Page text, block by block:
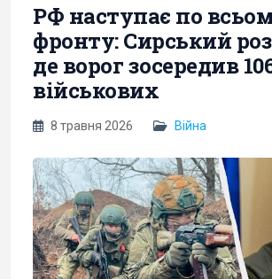
РФ наступає по
фронту: Сирський
де ворог зосередив
військових
8 травня 2026 Війна